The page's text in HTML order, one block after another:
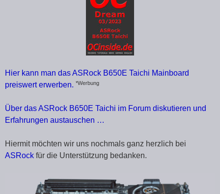
Hier kann man das ASRock B650E Taichi Mainboard
preiswert erwerben. *Werbung
Über das ASRock B650E Taichi im Forum diskutieren und
Erfahrungen austauschen …
Hiermit möchten wir uns nochmals ganz herzlich bei
ASRock für die Unterstützung bedanken.